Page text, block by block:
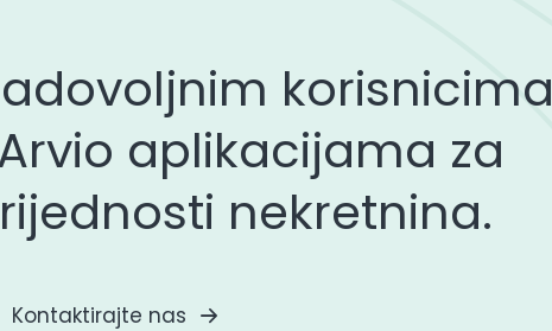
korisnicima
aplikacijama za
nekretnina.
Kontaktirajte nas